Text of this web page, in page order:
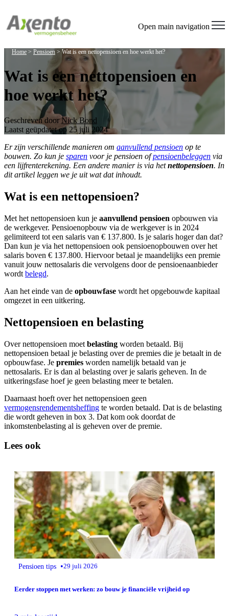
All
Accessibility
reader.
To
start
the
in
One
Accessibility
screen
reader,
press
"Ctrl
/".
This
activates
the
screen
reader
to
help
you
and
interact
the
Open main navigation
Home > Pensioen > Wat is een nettopensioen en hoe werkt het?
Wat is een nettopensioen en
hoe werkt het?
Geschreven doorNick Bond
Laatst geüpdatet op 25 juli 2024
Er zijn verschillende manieren om aanvullend pensioen op te
bouwen. Zo kun je sparen voor je pensioen ofpensioenbeleggen via
een lijfrenterekening. Een andere manier is via hetnettopensioen. In
dit artikel leggen we je uit wat dat inhoudt.
Wat is een nettopensioen?
Met het nettopensioen kun je aanvullend pensioen opbouwen via
de werkgever. Pensioenopbouw via de werkgever is in 2024
gelimiteerd tot een salaris van € 137.800. Is je salaris hoger dan dat?
Dan kun je via het nettopensioen ook pensioenopbouwen over het
salaris boven € 137.800. Hiervoor betaal je maandelijks een premie
vanuit jouw nettosalaris die vervolgens door de pensioenaanbieder
wordt belegd.
Aan het einde van de opbouwfase wordt het opgebouwde kapitaal
omgezet in een uitkering.
Nettopensioen en belasting
Over nettopensioen moet belasting worden betaald. Bij
nettopensioen betaal je belasting over de premies die je betaalt in de
opbouwfase. Je premies worden namelijk betaald van je
nettosalaris. Er is dan al belasting over je salaris geheven. In de
uitkeringsfase hoef je geen belasting meer te betalen.
Daarnaast hoeft over het nettopensioen geen
vermogensrendementsheffing te worden betaald. Dat is de belasting
die wordt geheven in box 3. Dat kom ook doordat de
inkomstenbelasting al is geheven over de premie.
Lees ook
Pensioen tips •29 juli 2026
Eerder stoppen met werken: zo bouw je financiële vrijheid op